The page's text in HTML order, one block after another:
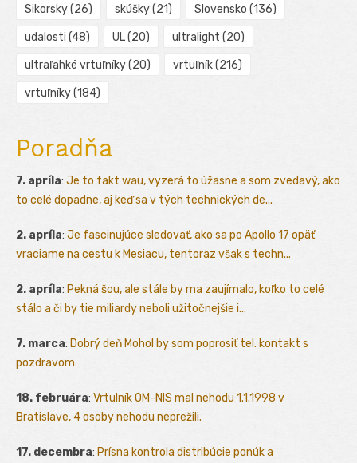
Sikorsky(26) skúšky(21) Slovensko (136)
udalosti (48) UL(20) ultralight (20)
ultraľahké vrtuľníky(20) vrtuľník(216)
vrtuľníky(184)
Poradňa
7. apríla: Je to fakt wau, vyzerá to úžasne a som zvedavý, ako
to celé dopadne, aj keď sa v tých technických de...
2. apríla: Je fascinujúce sledovať, ako sa po Apollo 17 opäť
vraciame na cestu k Mesiacu, tentoraz však s techn...
2. apríla: Pekná šou, ale stále by ma zaujímalo, koľko to celé
stálo a či by tie miliardy neboli užitočnejšie i...
7. marca: Dobrý deň Mohol by som poprosiť tel. kontakt s
pozdravom
18. februára: Vrtulník OM-NIS mal nehodu 1.1.1998 v
Bratislave, 4 osoby nehodu neprežili.
17. decembra: Prísna kontrola distribúcie ponúk a